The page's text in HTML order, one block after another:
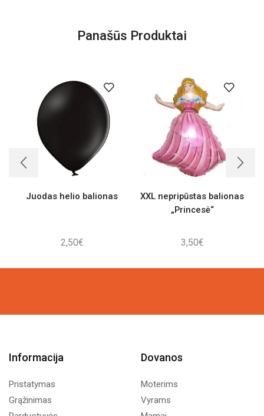
Panašūs Produktai
Juodas helio balionas
2,50€
XXL nepripūstas balionas
„Princesė“
3,50€
Informacija
Pristatymas
Grąžinimas
Dovanos
Moterims
Vyrams